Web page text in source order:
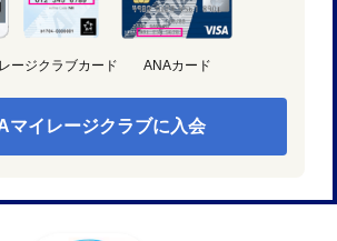
ージクラブカード ANAカード
マイレージクラブに入会